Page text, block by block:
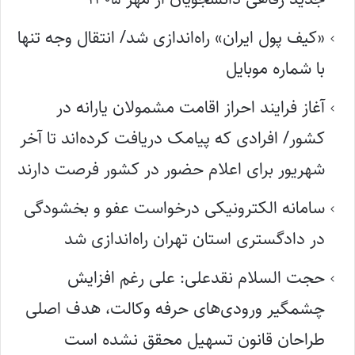
«کیف پول ایران» راه‌اندازی شد/ انتقال وجه تنها
با شماره موبایل
آغاز فرایند احراز اقامت مشمولان یارانه در
کشور/ افرادی که پیامک دریافت کرده‌اند تا آخر
شهریور برای اعلام حضور در کشور فرصت دارند
سامانه الکترونیکی درخواست عفو و بخشودگی
در دادگستری استان تهران راه‌اندازی شد
حجت السلام نقدعلی: علی رغم افزایش
چشمگیر ورودی‌های حرفه وکالت، هدف اصلی
طراحان قانون تسهیل محقق نشده است